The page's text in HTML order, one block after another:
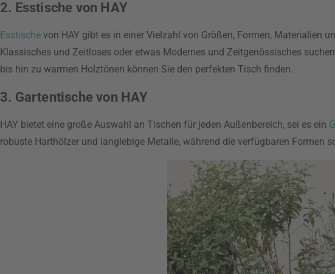
2. Esstische von HAY
Esstische von HAY gibt es in einer Vielzahl von Größen, Formen, Materialien
Klassisches und Zeitloses oder etwas Modernes und Zeitgenössisches
bis hin zu warmen Holztönen können Sie den perfekten Tisch finden.
3. Gartentische von HAY
HAY bietet eine große Auswahl an Tischen für jeden Außenbereich, sei es ein
robuste Harthölzer und langlebige Metalle, während die verfügbaren Formen